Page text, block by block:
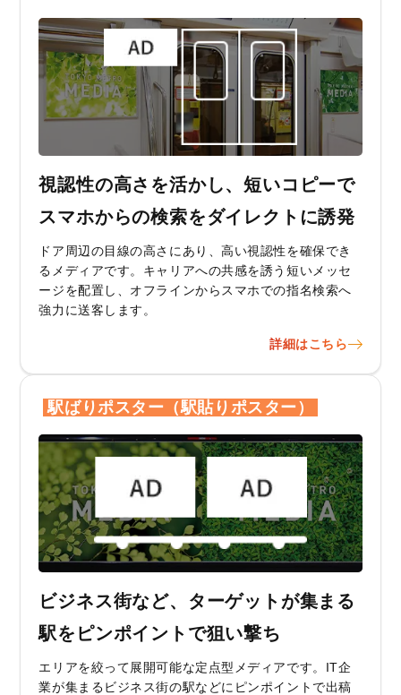
視認性の高さを活かし、短いコピーで
スマホからの検索をダイレクトに誘発
ドア周辺の目線の高さにあり、高い視認性を確保でき
るメディアです。キャリアへの共感を誘う短いメッセ
ージを配置し、オフラインからスマホでの指名検索へ
強力に送客します。
詳細はこちら
駅ばりポスター（駅貼りポスター）
ビジネス街など、ターゲットが集まる
駅をピンポイントで狙い撃ち
エリアを絞って展開可能な定点型メディアです。IT企
業が集まるビジネス街の駅などにピンポイントで出稿